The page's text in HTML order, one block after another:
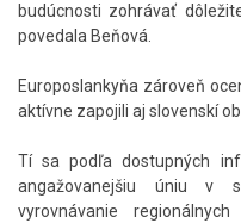
budúcnosti zohrávať
povedala Beňová.
Europoslankyňa zároveň
aktívne zapojili aj slovenskí
Tí sa podľa dostupných
angažovanejšiu úniu v
vyrovnávanie